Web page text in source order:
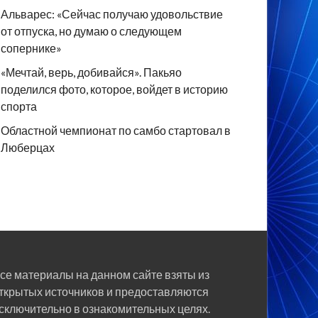
Альварес: «Сейчас получаю удовольствие
от отпуска, но думаю о следующем
сопернике»
«Мечтай, верь, добивайся». Пакьяо
поделился фото, которое, войдет в историю
спорта
Областной чемпионат по самбо стартовал в
Люберцах
материалы на данном сайте взяты из
источников и предоставляются
в ознакомительных целях.